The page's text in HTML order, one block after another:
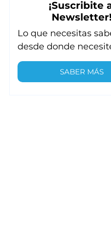
¡Suscribite
Lo que necesitas
desde donde
SABER MÁS